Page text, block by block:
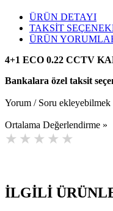
ÜRÜN DETAYI
TAKSİT
ÜRÜN
4+1 ECO 0.22 CCTV
Bankalara özel taksit
Yorum / Soru ekleyebilmek
Ortalama Değerlendirme »
İLGİLİ